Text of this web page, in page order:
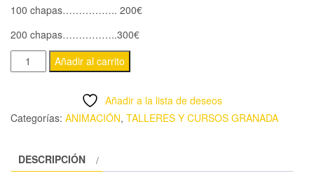
100 chapas…………….. 200€
200 chapas……………..300€
TALLER
DE
cantidad
Añadir al carrito
Añadir a la lista de deseos
Categorías: ANIMACIÓN, TALLERES Y CURSOS GRANADA
DESCRIPCIÓN